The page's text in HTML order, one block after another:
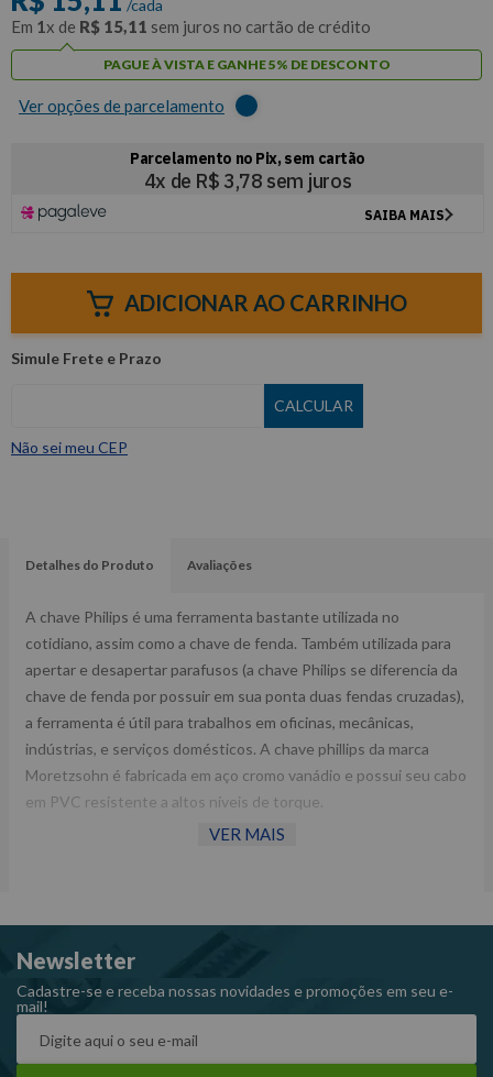
/cada
Em 1x de R$ 15,11 sem juros no cartão de crédito
PAGUE À VISTA E GANHE 5% DE DESCONTO
Ver opções de parcelamento
ADICIONAR AO CARRINHO
Não sei meu CEP
Detalhes do Produto Avaliações
A chave Philips é uma ferramenta bastante utilizada no
cotidiano, assim como a chave de fenda. Também utilizada para
apertar e desapertar parafusos (a chave Philips se diferencia da
chave de fenda por possuir em sua ponta duas fendas cruzadas),
a ferramenta é útil para trabalhos em oficinas, mecânicas,
indústrias, e serviços domésticos. A chave phillips da marca
Moretzsohn é fabricada em aço cromo vanádio e possui seu cabo
em PVC resistente a altos níveis de torque.
VER MAIS
Newsletter
Cadastre-se e receba nossas novidades e promoções em seu e-
mail!